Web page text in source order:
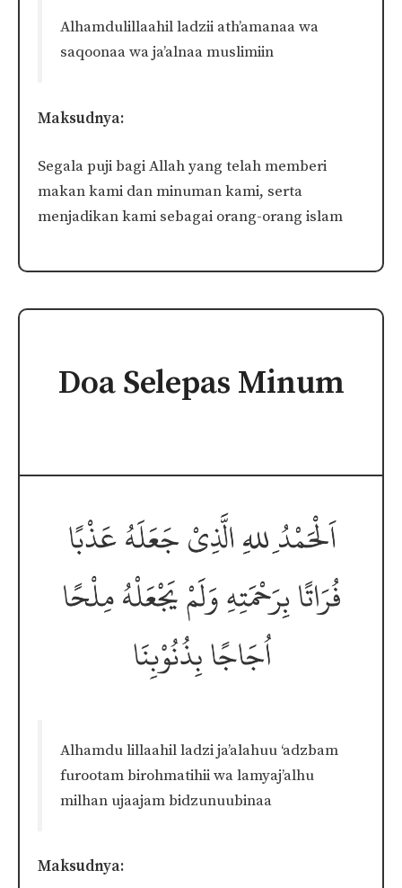
Alhamdulillaahil ladzii ath’amanaa wa
saqoonaa wa ja’alnaa muslimiin
Maksudnya:
Segala puji bagi Allah yang telah memberi
makan kami dan minuman kami, serta
menjadikan kami sebagai orang-orang islam
Doa Selepas Minum
Alhamdu lillaahil ladzi ja’alahuu ‘adzbam
furootam birohmatihii wa lamyaj’alhu
milhan ujaajam bidzunuubinaa
Maksudnya: